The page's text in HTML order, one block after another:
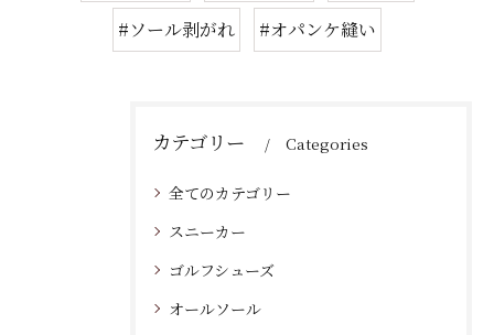
#ソール剥がれ
#オパンケ縫い
カテゴリー Categories
全てのカテゴリー
スニーカー
ゴルフシューズ
オールソール